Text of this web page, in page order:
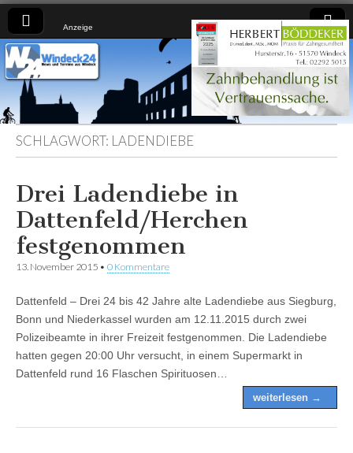
Anzeige
Windeck24
Nachrichten
aus dem
Ländchen
für das
Ländchen
SCHLAGWORT: LADENDIEBE
Drei Ladendiebe in
Dattenfeld/Herchen
festgenommen
13. November 2015 • 0 Kommentare
Dattenfeld – Drei 24 bis 42 Jahre alte Ladendiebe aus Siegburg,
Bonn und Niederkassel wurden am 12.11.2015 durch zwei
Polizeibeamte in ihrer Freizeit festgenommen. Die Ladendiebe
hatten gegen 20:00 Uhr versucht, in einem Supermarkt in
Dattenfeld rund 16 Flaschen Spirituosen…
weiterlesen →